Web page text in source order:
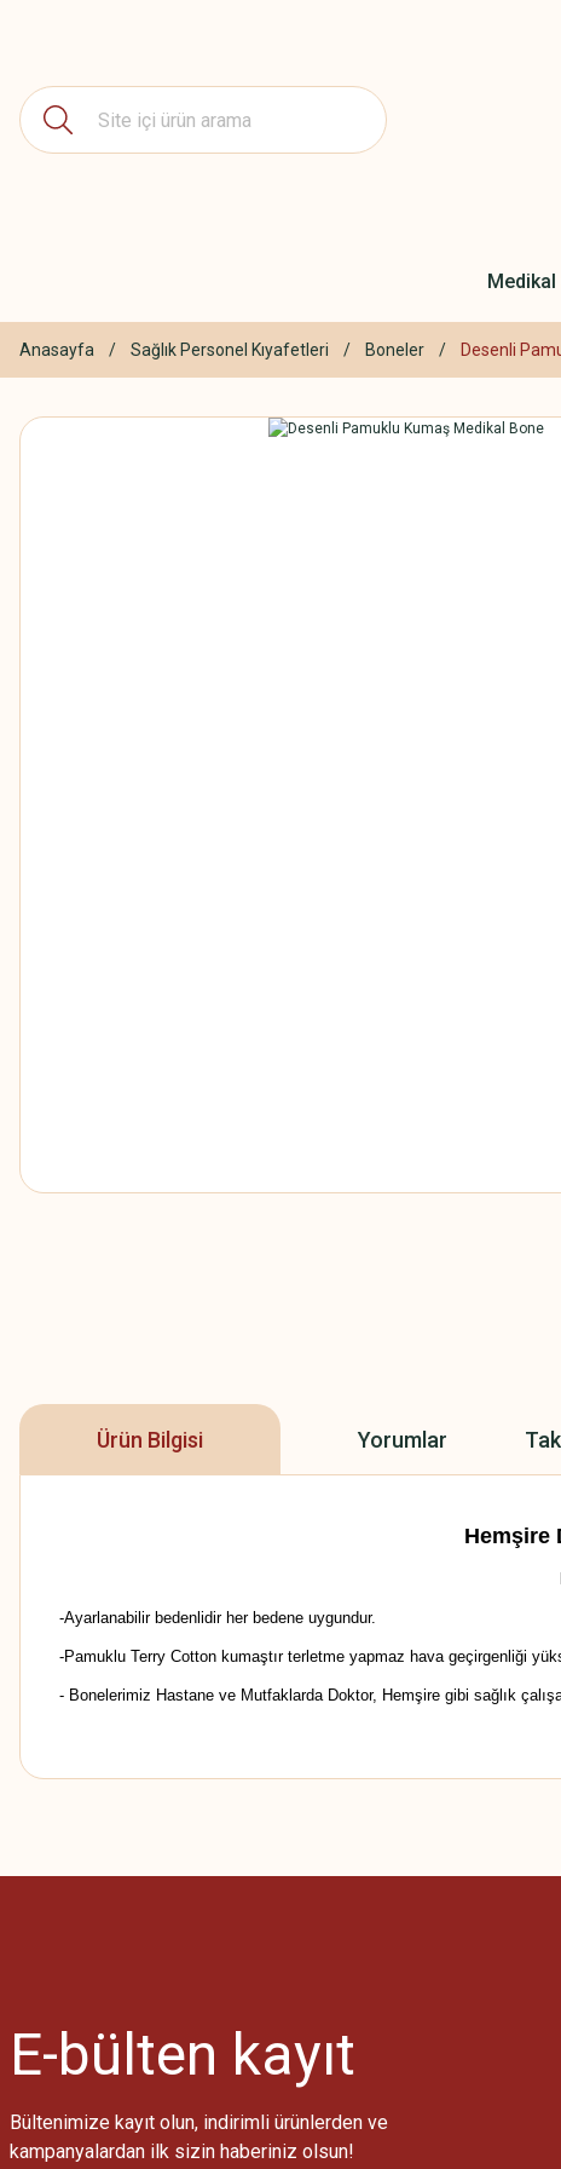
Anasayfa Sağlık Personel Kıyafetleri Boneler Desenli
Ürün Bilgisi Yorumlar
Hemşire
-Ayarlanabilir bedenlidir her bedene uygundur.
-Pamuklu Terry Cotton kumaştır terletme yapmaz hava geçirgenliği
- Bonelerimiz Hastane ve Mutfaklarda Doktor, Hemşire gibi sağlık
Bu ürüne benzer farklı alternatifler olmalı.
E-bülten kayıt
Bültenimize kayıt olun, indirimli ürünlerden ve
kampanyalardan ilk sizin haberiniz olsun!